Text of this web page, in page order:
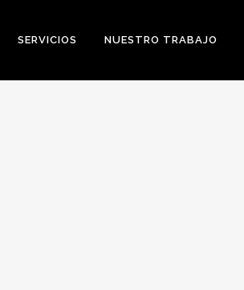
SERVICIOS NUESTRO TRABAJO